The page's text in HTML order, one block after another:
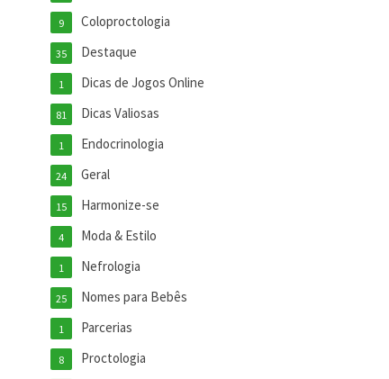
Coloproctologia
9
Destaque
35
Dicas de Jogos Online
1
Dicas Valiosas
81
Endocrinologia
1
Geral
24
Harmonize-se
15
Moda & Estilo
4
Nefrologia
1
Nomes para Bebês
25
Parcerias
1
Proctologia
8